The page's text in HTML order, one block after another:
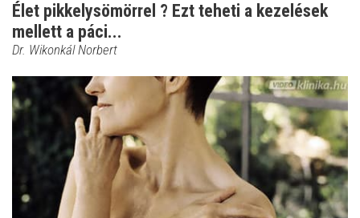
Élet pikkelysömörrel ? Ezt teheti a kezelések
mellett a páci...
Dr. Wikonkál Norbert